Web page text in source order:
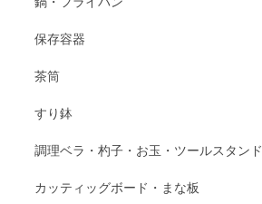
保存容器
茶筒
すり鉢
調理ベラ・杓子・お玉・ツールスタンド
カッティッグボード・まな板